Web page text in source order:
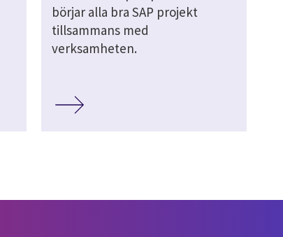
börjar alla bra SAP projekt
tillsammans med
verksamheten.